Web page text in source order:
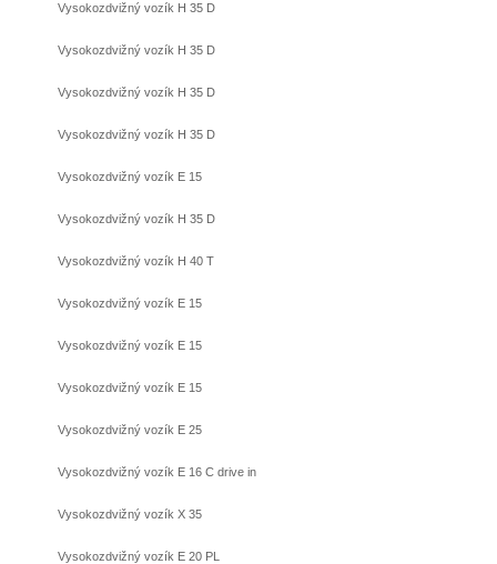
Vysokozdvižný vozík H 35 D
Vysokozdvižný vozík H 35 D
Vysokozdvižný vozík H 35 D
Vysokozdvižný vozík H 35 D
Vysokozdvižný vozík E 15
Vysokozdvižný vozík H 35 D
Vysokozdvižný vozík H 40 T
Vysokozdvižný vozík E 15
Vysokozdvižný vozík E 15
Vysokozdvižný vozík E 15
Vysokozdvižný vozík E 25
Vysokozdvižný vozík E 16 C drive in
Vysokozdvižný vozík X 35
Vysokozdvižný vozík E 20 PL